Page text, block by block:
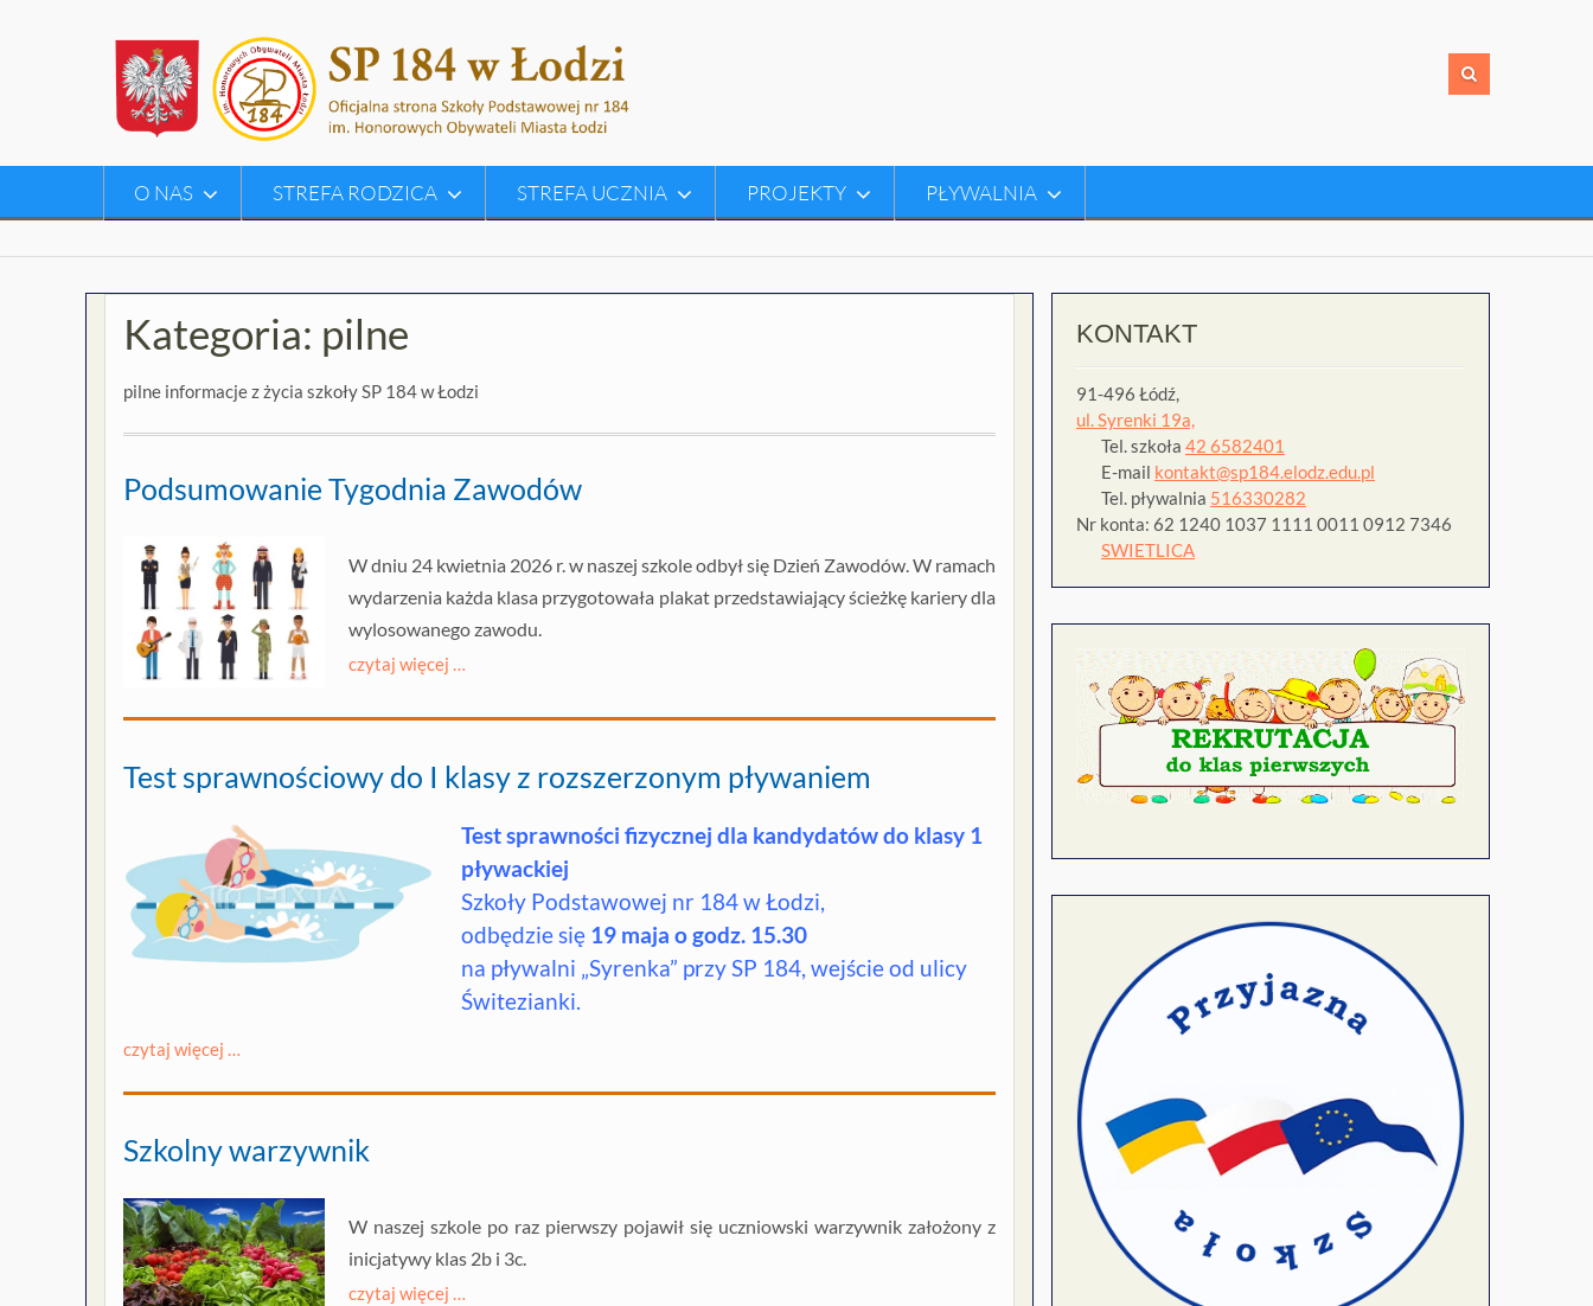
O NAS STREFA RODZICA STREFA UCZNIA PROJEKTY PŁYWALNIA
Kategoria: pilne
pilne informacje z życia szkoły SP 184 w Łodzi
Podsumowanie Tygodnia Zawodów
W dniu 24 kwietnia 2026 r. w naszej szkole odbył się Dzień Zawodów. W ramach
wydarzenia każda klasa przygotowała plakat przedstawiający ścieżkę kariery dla
wylosowanego zawodu.
czytaj więcej …
Test sprawnościowy do I klasy z rozszerzonym pływaniem
Test sprawności fizycznej dla kandydatów do klasy 1
pływackiej
Szkoły Podstawowej nr 184 w Łodzi,
odbędzie się 19 maja o godz. 15.30
na pływalni „Syrenka” przy SP 184, wejście od ulicy
Świtezianki.
czytaj więcej …
Szkolny warzywnik
W naszej szkole po raz pierwszy pojawił się uczniowski warzywnik założony z
inicjatywy klas 2b i 3c.
czytaj więcej …
KONTAKT
91-496 Łódź,
ul. Syrenki 19a,
Tel. szkoła 42 6582401
E-mail kontakt@sp184.elodz.edu.pl
Tel. pływalnia 516330282
Nr konta: 62 1240 1037 1111 0011 0912 7346
SWIETLICA